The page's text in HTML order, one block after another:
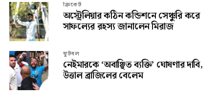
ক্রিকেট
অস্ট্রেলিয়ার কঠিন কন্ডিশনে সেঞ্চুরি করে
সাফল্যের রহস্য জানালেন মিরাজ
ফুটবল
নেইমারকে ‘অবাঞ্ছিত ব্যক্তি’ ঘোষণার দাবি,
উত্তাল ব্রাজিলের বেলেম